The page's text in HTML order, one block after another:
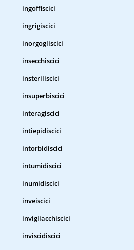
ingoffiscici
ingrigiscici
inorgogliscici
insecchiscici
insteriliscici
insuperbiscici
interagiscici
intiepidiscici
intorbidiscici
intumidiscici
inumidiscici
inveiscici
invigliacchiscici
inviscidiscici